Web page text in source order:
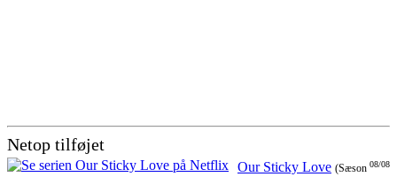
Netop tilføjet
08/08
Our Sticky Love (Sæson